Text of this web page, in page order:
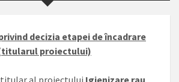
decizia etapei de încadrare
proiectului)
titular al proiectului Igienizare rau